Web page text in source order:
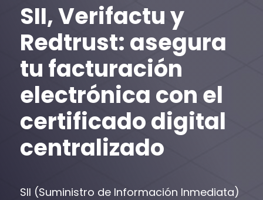
SII, Verifactu y
Redtrust: asegura
tu facturación
electrónica con el
certificado digital
centralizado
SII (Suministro de Información Inmediata)